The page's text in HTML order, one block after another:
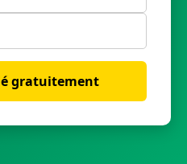
gratuitement